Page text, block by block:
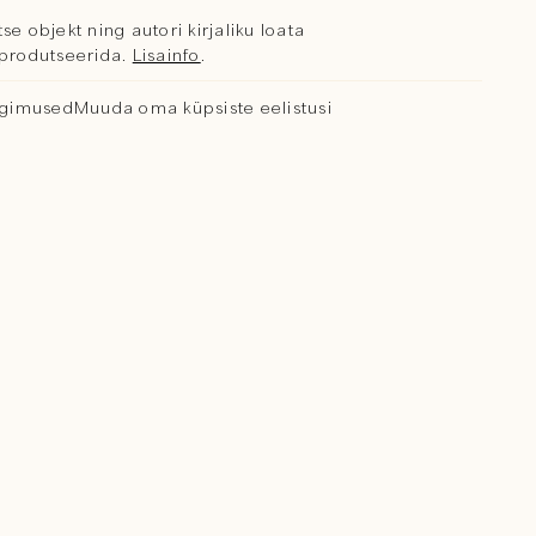
objekt ning autori kirjaliku loata
Lisainfo .
Muuda oma küpsiste eelistusi